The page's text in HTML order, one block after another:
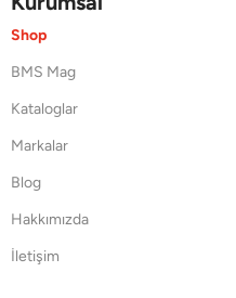
Shop
BMS Mag
Kataloglar
Markalar
Blog
Hakkımızda
İletişim